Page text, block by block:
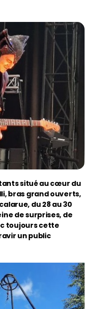
situé au cœur du
bras grand ouverts,
du 28 au 30
de surprises, de
toujours cette
un public